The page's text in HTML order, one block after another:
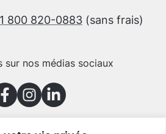
1 800 820-0883 (sans frais)
sur nos médias sociaux